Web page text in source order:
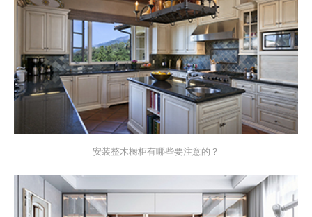
安装整木橱柜有哪些要注意的？